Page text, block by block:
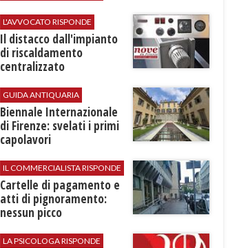
L'AVVOCATO RISPONDE
Il distacco dall'impianto
di riscaldamento
centralizzato
GUIDA ANTIQUARIA
Biennale Internazionale
di Firenze: svelati i primi
capolavori
IL COMMERCIALISTA RISPONDE
Cartelle di pagamento e
atti di pignoramento:
nessun picco
LA PSICOLOGA RISPONDE